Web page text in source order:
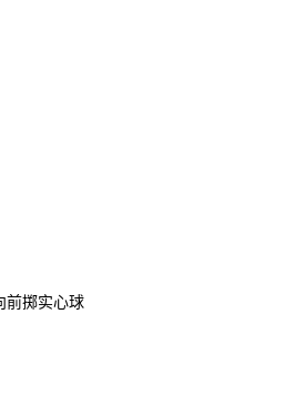
前掷实心球